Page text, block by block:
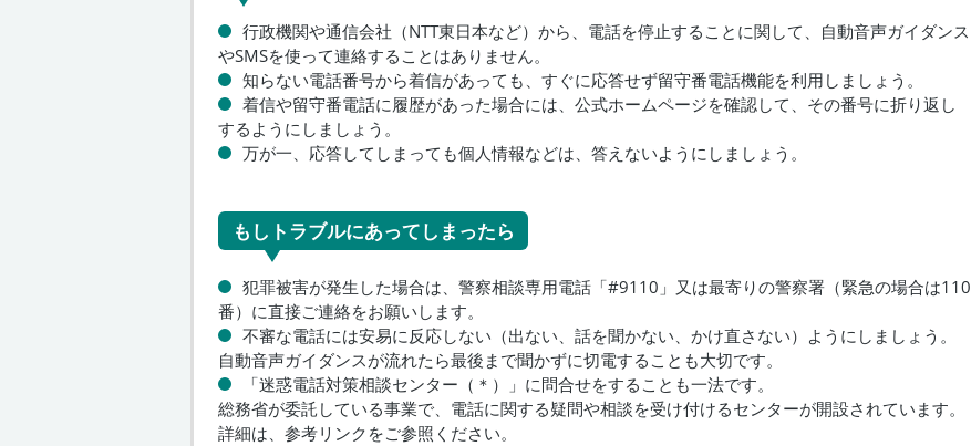
行政機関や通信会社（NTT東日本など）から、電話を停止することに関して、自動音声ガイダンス
やSMSを使って連絡することはありません。
知らない電話番号から着信があっても、すぐに応答せず留守番電話機能を利用しましょう。
着信や留守番電話に履歴があった場合には、公式ホームページを確認して、その番号に折り返し
するようにしましょう。
万が一、応答してしまっても個人情報などは、答えないようにしましょう。
もしトラブルにあってしまったら
犯罪被害が発生した場合は、警察相談専用電話「#9110」又は最寄りの警察署（緊急の場合は110
番）に直接ご連絡をお願いします。
不審な電話には安易に反応しない（出ない、話を聞かない、かけ直さない）ようにしましょう。
自動音声ガイダンスが流れたら最後まで聞かずに切電することも大切です。
「迷惑電話対策相談センター（＊）」に問合せをすることも一法です。
総務省が委託している事業で、電話に関する疑問や相談を受け付けるセンターが開設されています。
詳細は、参考リンクをご参照ください。